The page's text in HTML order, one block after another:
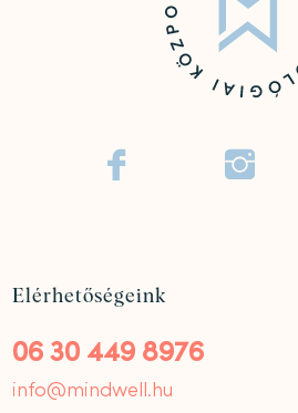
 
Elérhetőségeink
06 30 449 8976
info@mindwell.hu